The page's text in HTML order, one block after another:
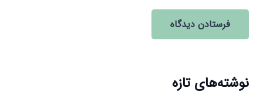
فرستادن دیدگاه
نوشته‌های تازه